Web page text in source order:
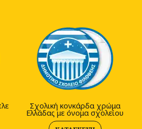
Σχολική κονκάρδα χρώμα
Ελλάδας με όνομα σχολείου